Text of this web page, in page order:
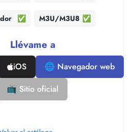
✅ M3U/M3U8 ✅
Llévame a
iOS
🌐 Navegador web
📺 Sitio oficial